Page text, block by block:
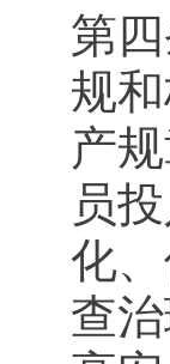
第
规
产
员
化
查